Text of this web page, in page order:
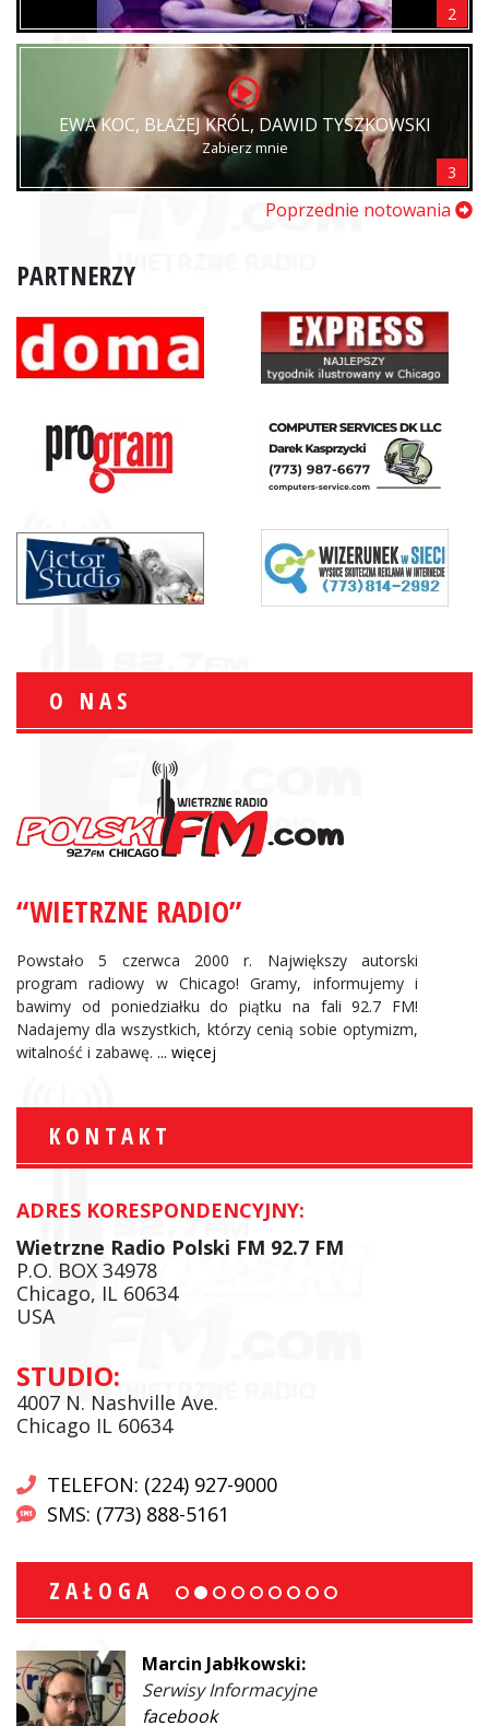
2
EWA KOC, BŁAŻEJ KRÓL, DAWID TYSZKOWSKI
Zabierz mnie
3
Poprzednie notowania
PARTNERZY
O NAS
“WIETRZNE RADIO”
Powstało 5 czerwca 2000 r. Największy autorski
program radiowy w Chicago! Gramy, informujemy i
bawimy od poniedziałku do piątku na fali 92.7 FM!
Nadajemy dla wszystkich, którzy cenią sobie optymizm,
witalność i zabawę. ... więcej
KONTAKT
ADRES KORESPONDENCYJNY:
Wietrzne Radio Polski FM 92.7 FM
P.O. BOX 34978
Chicago, IL 60634
USA
STUDIO:
4007 N. Nashville Ave.
Chicago IL 60634
TELEFON: (224) 927-9000
SMS: (773) 888-5161
ZAŁOGA
Marcin Jabłkowski:
Serwisy Informacyjne
facebook